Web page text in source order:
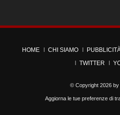
HOME CHI SIAMO
TWITTER
© Copyright 2026 by
Aggiorna le tue preferenze di